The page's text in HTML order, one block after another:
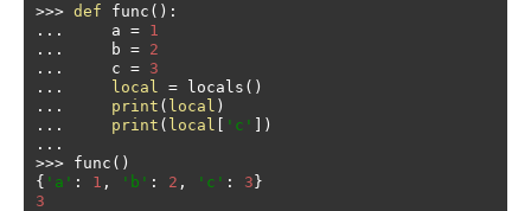
>>> def func ():
...
     a
= 1
...
     b
= 2
...
     c
= 3
...
local = locals ()
...
print ( local )
...
print ( local [ 'c' ])
...
>>> func ()
{ 'a' : 1 , 'b' : 2 , 'c' : 3}
3